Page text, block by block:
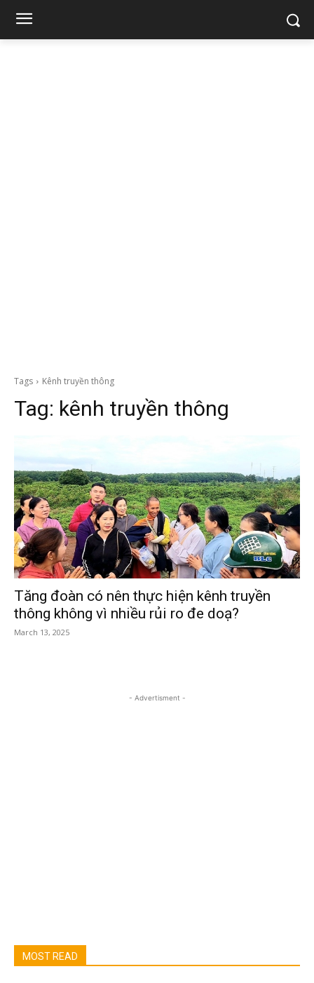
Tags Kênh truyền thông
Tag: kênh truyền thông
Tăng đoàn có nên thực hiện kênh truyền
thông không vì nhiều rủi ro đe doạ?
March 13, 2025
- Advertisment -
MOST READ